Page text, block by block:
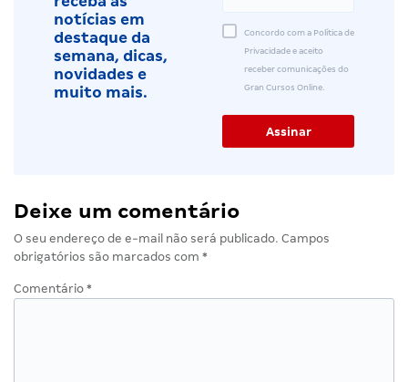
notícias em
destaque da
semana, dicas,
novidades e
muito mais.
Concordo com a Política de
Privacidade e aceito
receber comunicações do
Gran Cursos Online.
Deixe um comentário
O seu endereço de e-mail não será publicado. Campos
obrigatórios são marcados com *
Comentário *